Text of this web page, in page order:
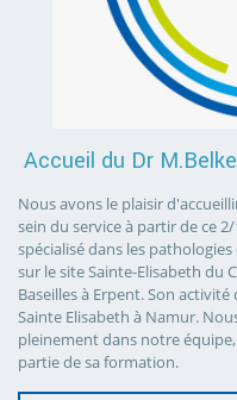
Accueil du Dr
Nous avons le plaisir
sein du service à partir de ce
spécialisé dans les
sur le site Sainte-Elisabeth du
Baseilles à Erpent. Son
Sainte Elisabeth à Namur.
pleinement dans notre
partie de sa formation.